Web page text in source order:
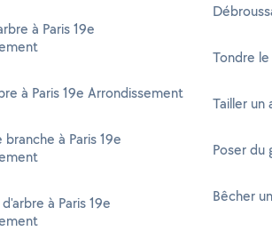
à Paris 19e
à Paris 19e Arrondissement
à Paris 19e
à Paris 19e
Tondre le
Tailler un
Poser du
Bêcher